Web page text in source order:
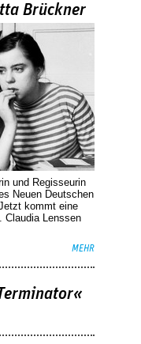
Brückner
und Regisseurin
Neuen Deutschen
kommt eine
Claudia Lenssen
MEHR